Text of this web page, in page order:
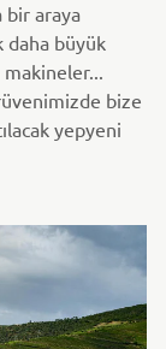
bir araya
daha büyük
bize
yepyeni